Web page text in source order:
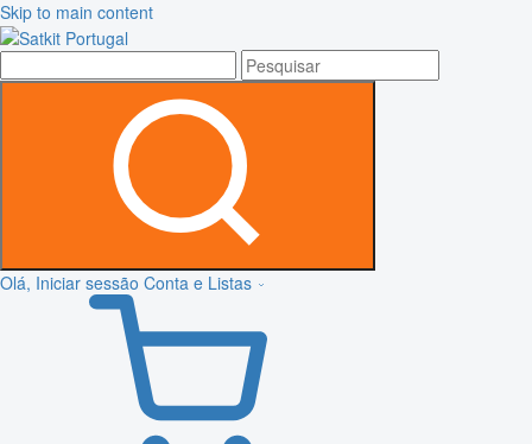
Skip to main content
Olá, Iniciar sessão Conta e Listas